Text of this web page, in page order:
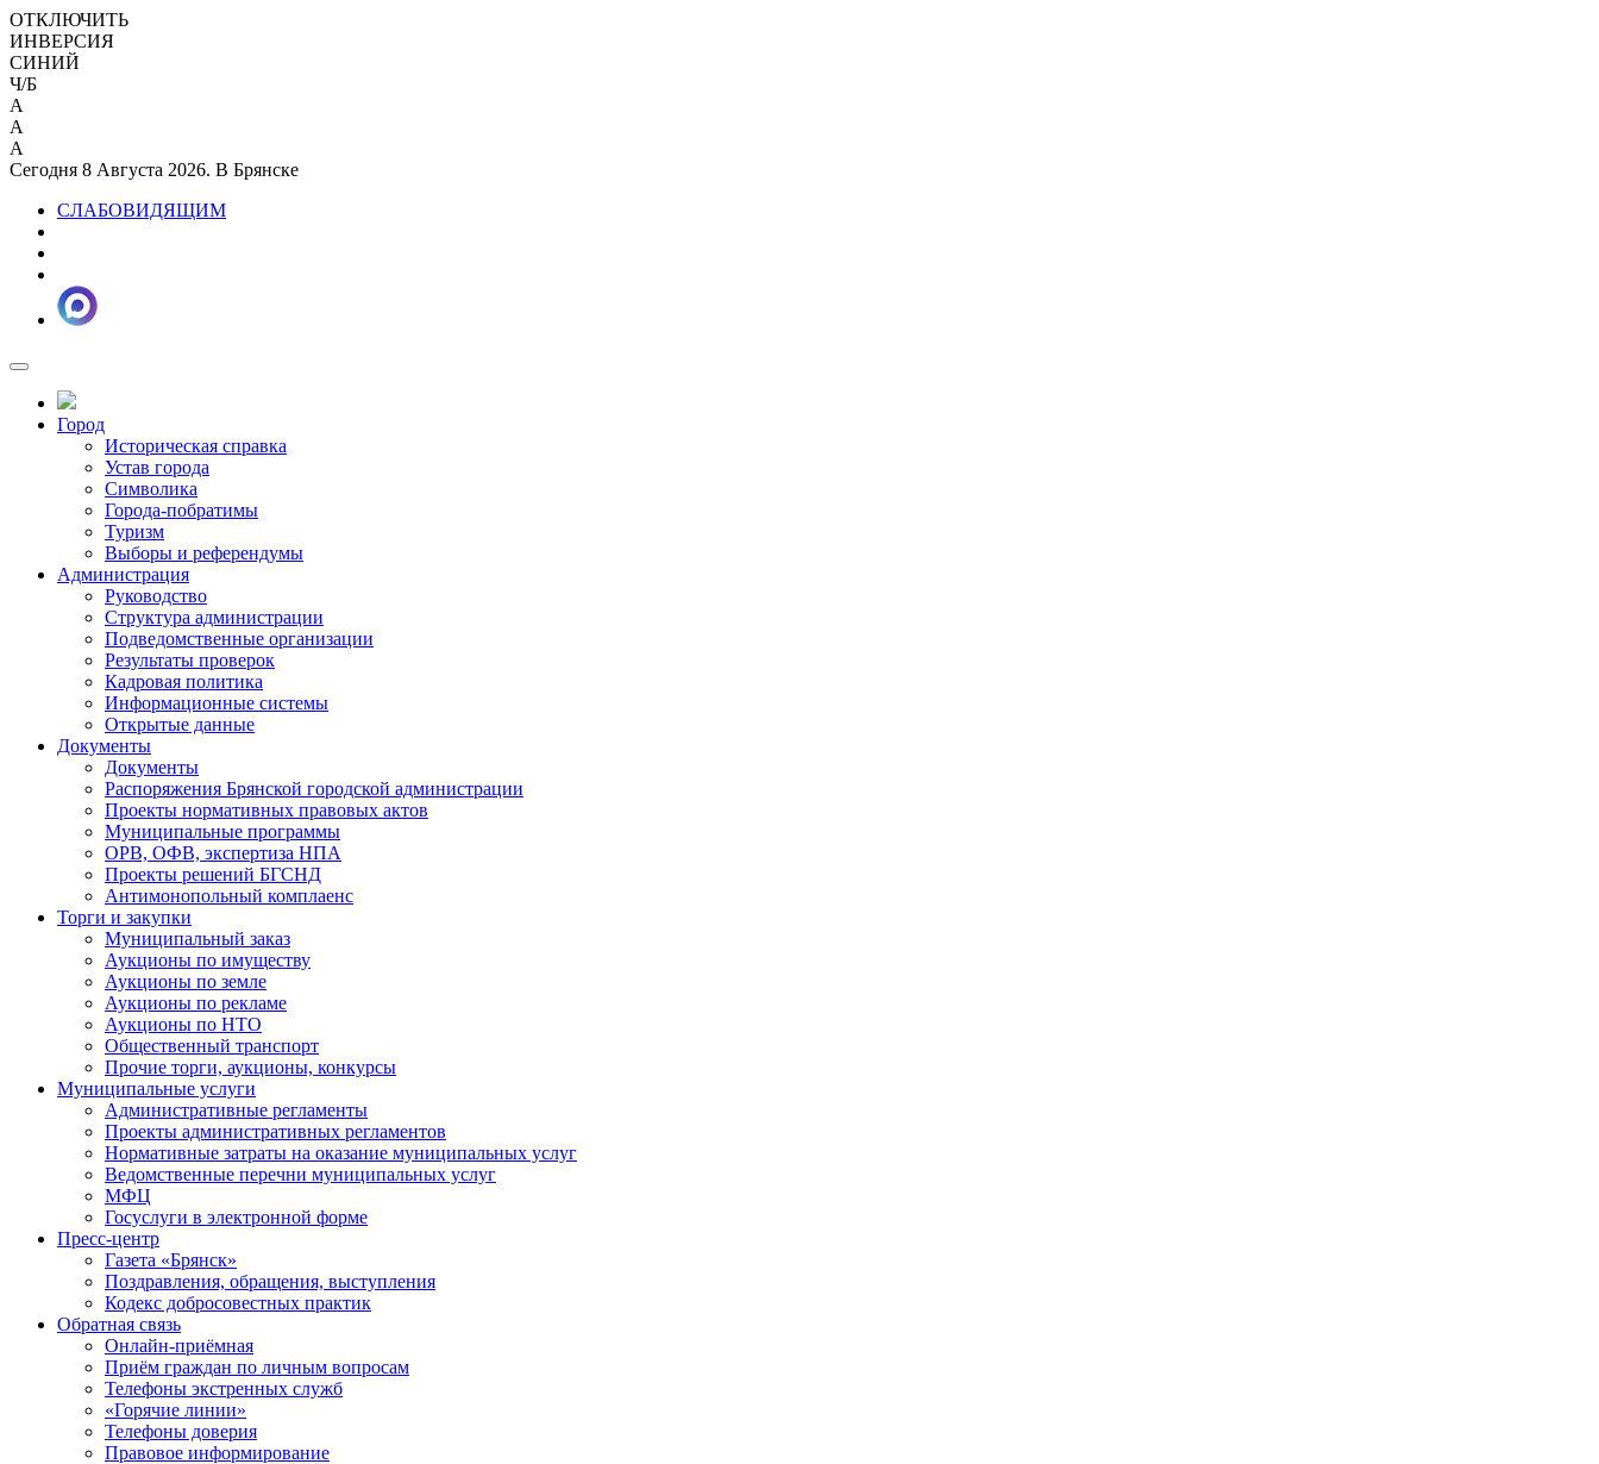
ОТКЛЮЧИТЬ
ИНВЕРСИЯ
СИНИЙ
Ч/Б
A
A
A
Сегодня 8 Августа 2026. В Брянске
СЛАБОВИДЯЩИМ
Город
Историческая справка
Устав города
Символика
Города-побратимы
Туризм
Выборы и референдумы
Администрация
Руководство
Структура администрации
Подведомственные организации
Результаты проверок
Кадровая политика
Информационные системы
Открытые данные
Документы
Документы
Распоряжения Брянской городской администрации
Проекты нормативных правовых актов
Муниципальные программы
ОРВ, ОФВ, экспертиза НПА
Проекты решений БГСНД
Антимонопольный комплаенс
Торги и закупки
Муниципальный заказ
Аукционы по имуществу
Аукционы по земле
Аукционы по рекламе
Аукционы по НТО
Общественный транспорт
Прочие торги, аукционы, конкурсы
Муниципальные услуги
Административные регламенты
Проекты административных регламентов
Нормативные затраты на оказание муниципальных услуг
Ведомственные перечни муниципальных услуг
МФЦ
Госуслуги в электронной форме
Пресс-центр
Газета «Брянск»
Поздравления, обращения, выступления
Кодекс добросовестных практик
Обратная связь
Онлайн-приёмная
Приём граждан по личным вопросам
Телефоны экстренных служб
«Горячие линии»
Телефоны доверия
Правовое информирование